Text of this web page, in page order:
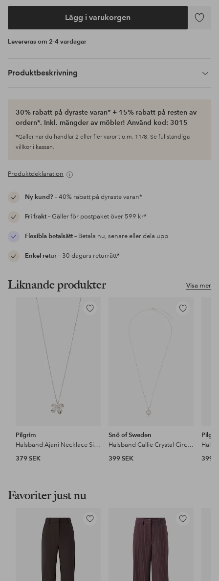
Lägg i varukorgen
Lägg
Levereras om 2-4 vardagar
Produktbeskrivning
30% rabatt på dyraste varan* + 15% rabatt på resten av
ordern*. Inkl. mängder av möbler! Använd kod: 3015
*Gäller när du handlar 2 eller fler varor t.o.m. 11/8. Se fullständiga
villkor i kassan.
Produktdeklaration
Ny kund?– 40% rabatt på dyraste varan*
Fri frakt– Gäller för postpaket över 599 kr*
Flexibla betalsätt– Betala nu, senare eller dela upp
Enkel retur– 30 dagars returrätt*
Visa mer
Liknande produkter
Lägg
Pilgrim
Halsband Ajani Necklace Silver-plated
379 SEK
Lägg
Snö of Sweden
Halsband Callie Crystal Circle Neck 42 cm
399 SEK
399
Favoriter just nu
Lägg
Lägg